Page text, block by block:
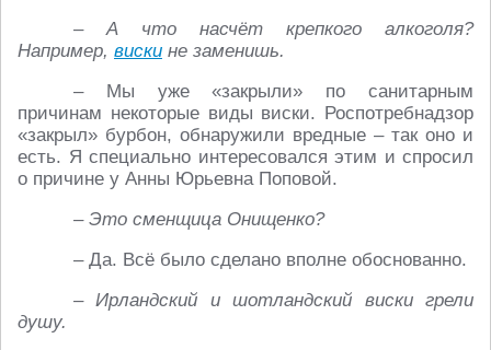
– А что насчёт крепкого алкоголя?
Например, виски не заменишь.
– Мы уже «закрыли» по санитарным
причинам некоторые виды виски. Роспотребнадзор
«закрыл» бурбон, обнаружили вредные – так оно и
есть. Я специально интересовался этим и спросил
о причине у Анны Юрьевна Поповой.
– Это сменщица Онищенко?
– Да. Всё было сделано вполне обоснованно.
– Ирландский и шотландский виски грели
душу.